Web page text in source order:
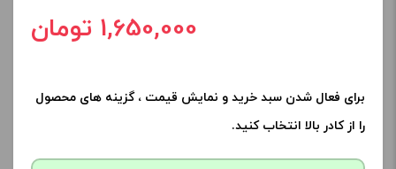
1,650,000 تومان
برای فعال شدن سبد خرید و نمایش قیمت ، گزینه های محصول
را از کادر بالا انتخاب کنید.